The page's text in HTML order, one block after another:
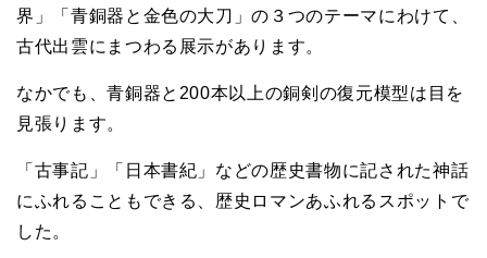
界」「青銅器と金色の大刀」の３つのテーマにわけて、
古代出雲にまつわる展示があります。
なかでも、青銅器と200本以上の銅剣の復元模型は目を
見張ります。
「古事記」「日本書紀」などの歴史書物に記された神話
にふれることもできる、 歴史ロマンあふれるスポットで
した。